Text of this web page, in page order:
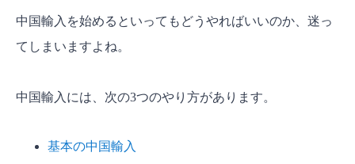
中国輸入を始めるといってもどうやればいいのか、迷っ
てしまいますよね。
中国輸入には、次の3つのやり方があります。
基本の中国輸入